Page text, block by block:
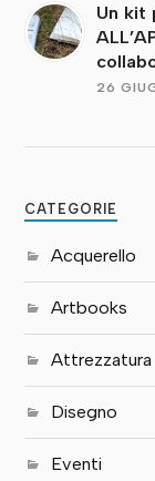
Un kit
26
CATEGORIE
Acquerello
Artbooks
Attrezzatura
Disegno
Eventi